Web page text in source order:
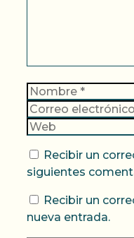
Nombre
Recibir un
siguientes
Recibir un
nueva entrada.